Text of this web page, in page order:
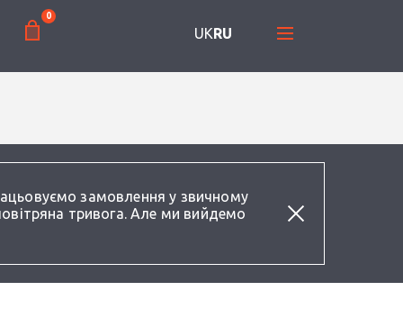
замовлення у звичному
тривога. Але ми вийдемо
0
UKRU